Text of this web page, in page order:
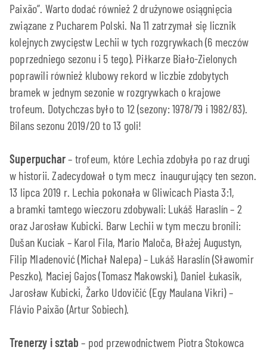
Paixão”. Warto dodać również 2 drużynowe osiągnięcia
związane z Pucharem Polski. Na 11 zatrzymał się licznik
kolejnych zwycięstw Lechii w tych rozgrywkach (6 meczów
poprzedniego sezonu i 5 tego). Piłkarze Biało-Zielonych
poprawili również klubowy rekord w liczbie zdobytych
bramek w jednym sezonie w rozgrywkach o krajowe
trofeum. Dotychczas było to 12 (sezony: 1978/79 i 1982/83).
Bilans sezonu 2019/20 to 13 goli!
Superpuchar– trofeum, które Lechia zdobyła po raz drugi
w historii. Zadecydował o tym mecz inaugurujący ten sezon.
13 lipca 2019 r. Lechia pokonała w Gliwicach Piasta 3:1,
a bramki tamtego wieczoru zdobywali: Lukáš Haraslín – 2
oraz Jarosław Kubicki. Barw Lechii w tym meczu bronili:
Dušan Kuciak – Karol Fila, Mario Maloča, Błażej Augustyn,
Filip Mladenović (Michał Nalepa) – Lukáš Haraslín (Sławomir
Peszko), Maciej Gajos (Tomasz Makowski), Daniel Łukasik,
Jarosław Kubicki, Žarko Udovičić (Egy Maulana Vikri) –
Flávio Paixão (Artur Sobiech).
Trenerzy i sztab – pod przewodnictwem Piotra Stokowca